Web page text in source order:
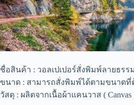
ชื่อสินค้า : วอลเปเปอร์สั่งพิมพ์ลายธรร
ขนาด : สามารถสั่งพิมพ์ได้ตามขนาดที่
วัสดุ : ผลิตจากเนื้อผ้าแคนวาส ( Canvas